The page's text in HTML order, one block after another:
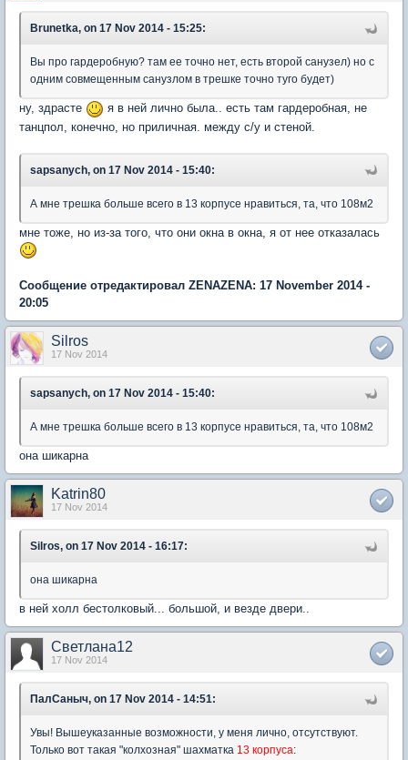
Brunetka, on 17 Nov 2014 - 15:25:
Вы про гардеробную? там ее точно нет, есть второй санузел) но с
одним совмещенным санузлом в трешке точно туго будет)
ну, здрасте
я в ней лично была.. есть там гардеробная, не
танцпол, конечно, но приличная. между с/у и стеной.
sapsanych, on 17 Nov 2014 - 15:40:
А мне трешка больше всего в 13 корпусе нравиться, та, что 108м2
мне тоже, но из-за того, что они окна в окна, я от нее отказалась
Сообщение отредактировал ZENAZENA: 17 November 2014 -
20:05
Silros
17 Nov 2014
sapsanych, on 17 Nov 2014 - 15:40:
А мне трешка больше всего в 13 корпусе нравиться, та, что 108м2
она шикарна
Katrin80
17 Nov 2014
Silros, on 17 Nov 2014 - 16:17:
она шикарна
в ней холл бестолковый... большой, и везде двери..
Светлана12
17 Nov 2014
ПалСаныч, on 17 Nov 2014 - 14:51:
Увы! Вышеуказанные возможности, у меня лично, отсутствуют.
Только вот такая "колхозная" шахматка 13 корпуса: